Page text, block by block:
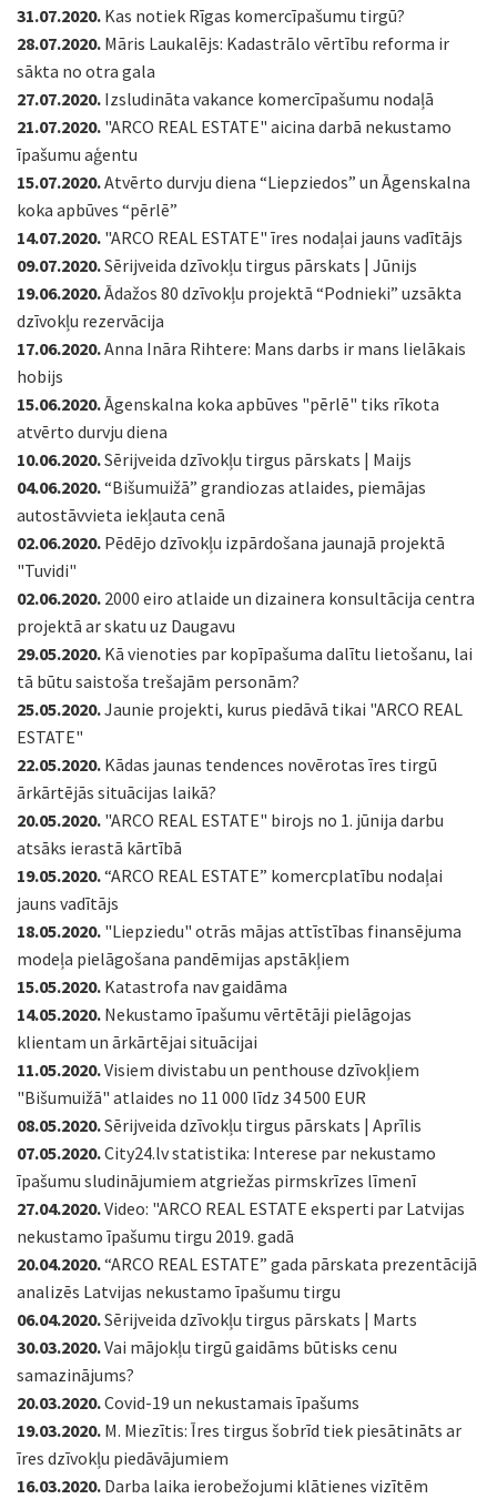
31.07.2020. Kas notiek Rīgas komercīpašumu tirgū?
28.07.2020. Māris Laukalējs: Kadastrālo vērtību reforma ir
sākta no otra gala
27.07.2020. Izsludināta vakance komercīpašumu nodaļā
21.07.2020. "ARCO REAL ESTATE" aicina darbā nekustamo
īpašumu aģentu
15.07.2020.Atvērto durvju diena “Liepziedos” un Āgenskalna
koka apbūves “pērlē”
14.07.2020. "ARCO REAL ESTATE" īres nodaļai jauns vadītājs
09.07.2020.Sērijveida dzīvokļu tirgus pārskats | Jūnijs
19.06.2020.Ādažos 80 dzīvokļu projektā “Podnieki” uzsākta
dzīvokļu rezervācija
17.06.2020.Anna Ināra Rihtere: Mans darbs ir mans lielākais
hobijs
15.06.2020.Āgenskalna koka apbūves "pērlē" tiks rīkota
atvērto durvju diena
10.06.2020.Sērijveida dzīvokļu tirgus pārskats | Maijs
04.06.2020.“Bišumuižā” grandiozas atlaides, piemājas
autostāvvieta iekļauta cenā
02.06.2020. Pēdējo dzīvokļu izpārdošana jaunajā projektā
"Tuvidi"
02.06.2020. 2000 eiro atlaide un dizainera konsultācija centra
projektā ar skatu uz Daugavu
29.05.2020. Kā vienoties par kopīpašuma dalītu lietošanu, lai
tā būtu saistoša trešajām personām?
25.05.2020.Jaunie projekti, kurus piedāvā tikai "ARCO REAL
ESTATE"
22.05.2020. Kādas jaunas tendences novērotas īres tirgū
ārkārtējās situācijas laikā?
20.05.2020. "ARCO REAL ESTATE" birojs no 1. jūnija darbu
atsāks ierastā kārtībā
19.05.2020.“ARCO REAL ESTATE” komercplatību nodaļai
jauns vadītājs
18.05.2020. "Liepziedu" otrās mājas attīstības finansējuma
modeļa pielāgošana pandēmijas apstākļiem
15.05.2020. Katastrofa nav gaidāma
14.05.2020. Nekustamo īpašumu vērtētāji pielāgojas
klientam un ārkārtējai situācijai
11.05.2020.Visiem divistabu un penthouse dzīvokļiem
"Bišumuižā" atlaides no 11 000 līdz 34 500 EUR
08.05.2020.Sērijveida dzīvokļu tirgus pārskats | Aprīlis
07.05.2020.City24.lv statistika: Interese par nekustamo
īpašumu sludinājumiem atgriežas pirmskrīzes līmenī
27.04.2020.Video: "ARCO REAL ESTATE eksperti par Latvijas
nekustamo īpašumu tirgu 2019. gadā
20.04.2020.“ARCO REAL ESTATE” gada pārskata prezentācijā
analizēs Latvijas nekustamo īpašumu tirgu
06.04.2020.Sērijveida dzīvokļu tirgus pārskats | Marts
30.03.2020.Vai mājokļu tirgū gaidāms būtisks cenu
samazinājums?
20.03.2020.Covid-19 un nekustamais īpašums
19.03.2020. M. Miezītis: Īres tirgus šobrīd tiek piesātināts ar
īres dzīvokļu piedāvājumiem
16.03.2020. Darba laika ierobežojumi klātienes vizītēm